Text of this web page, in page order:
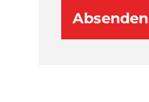
Absenden